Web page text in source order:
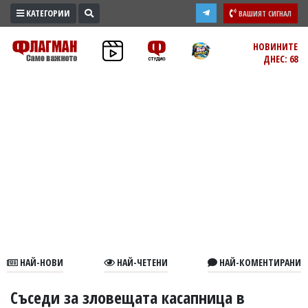
ПРОМО
ЗОНА
В
КАТЕГОРИИ ВАШИЯТ СИГНАЛ
НОВИНИТЕ
ДНЕС: 68
НАЙ-НОВИ НАЙ-ЧЕТЕНИ НАЙ-КОМЕНТИРАНИ
Съседи за зловещата касапница в